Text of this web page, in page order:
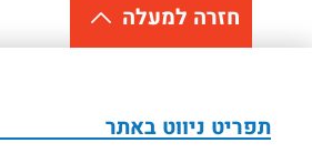
חזרה למעלה
תפריט ניווט באתר